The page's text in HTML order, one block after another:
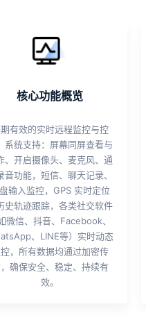
核心功能概览
有效的实时远程监控与控
系统支持：屏幕同屏查看与
、开启摄像头、麦克风、通
音功能，短信、聊天记录、
输入监控，GPS 实时定位
史轨迹跟踪，各类社交软件
如微信、抖音、Facebook、
、LINE等）实时动态
，所有数据均通过加密传
确保安全、稳定、持续有
效。